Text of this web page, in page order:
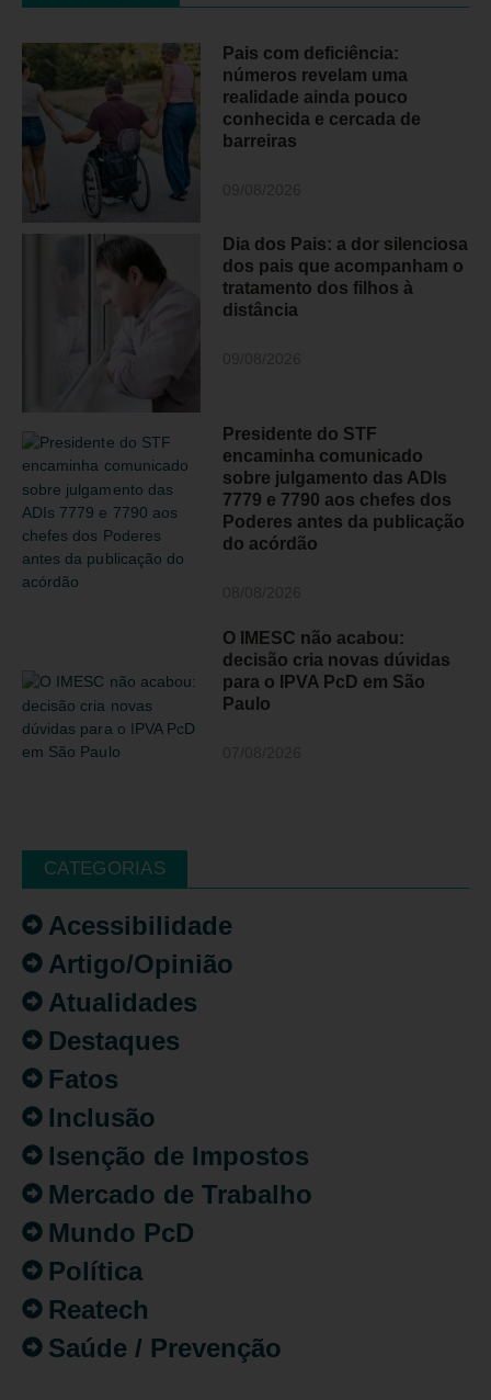
Pais com deficiência:
números revelam uma
realidade ainda pouco
conhecida e cercada de
barreiras
Dia dos Pais: a dor silenciosa
dos pais que acompanham o
tratamento dos filhos à
distância
Presidente do STF
encaminha comunicado
sobre julgamento das ADIs
7779 e 7790 aos chefes dos
Poderes antes da publicação
do acórdão
O IMESC não acabou:
decisão cria novas dúvidas
para o IPVA PcD em São
Paulo
CATEGORIAS
Acessibilidade
Artigo/Opinião
Atualidades
Destaques
Fatos
Inclusão
Isenção de Impostos
Mercado de Trabalho
Mundo PcD
Política
Reatech
Saúde / Prevenção